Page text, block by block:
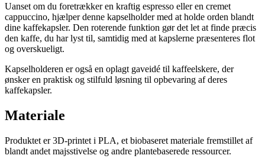
Uanset om du foretrækker en kraftig espresso eller en cremet
cappuccino, hjælper denne kapselholder med at holde orden blandt
dine kaffekapsler. Den roterende funktion gør det let at finde præcis
den kaffe, du har lyst til, samtidig med at kapslerne præsenteres flot
og overskueligt.
Kapselholderen er også en oplagt gaveidé til kaffeelskere, der
ønsker en praktisk og stilfuld løsning til opbevaring af deres
kaffekapsler.
Materiale
Produktet er 3D-printet i PLA, et biobaseret materiale fremstillet af
blandt andet majsstivelse og andre plantebaserede ressourcer.